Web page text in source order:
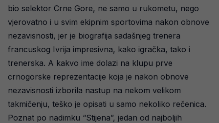
bio selektor Crne Gore, ne samo u rukometu, nego
vjerovatno i u svim ekipnim sportovima nakon obnove
nezavisnosti, jer je biografija sadašnjeg trenera
francuskog Ivrija impresivna, kako igračka, tako i
trenerska. A kakvo ime dolazi na klupu prve
crnogorske reprezentacije koja je nakon obnove
nezavisnosti izborila nastup na nekom velikom
takmičenju, teško je opisati u samo nekoliko rečenica.
Poznat po nadimku “Stijena”, jedan od najboljih